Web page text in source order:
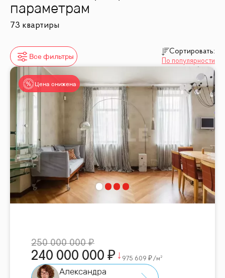
параметрам
73 квартиры
Все фильтры
Сортировать:
По популярности
Цена снижена
250 000 000
240 000 000 975 609 /м²
Александра